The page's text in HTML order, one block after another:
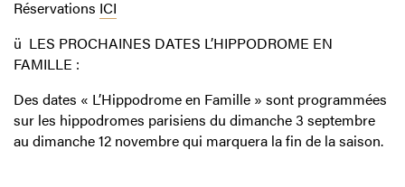
Réservations ICI
ü LES PROCHAINES DATES L’HIPPODROME EN
FAMILLE :
Des dates « L’Hippodrome en Famille » sont programmées
sur les hippodromes parisiens du dimanche 3 septembre
au dimanche 12 novembre qui marquera la fin de la saison.